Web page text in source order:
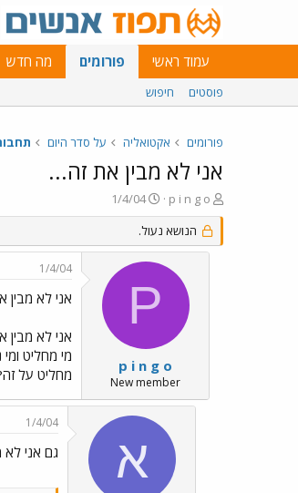
עמוד ראשי פורומים מה חדש
פוסטים חיפוש
פורומים אקטואליה על סדר היום
אני לא מבין את זה...
פ
ו
ת
ח
p i n g o
פ
ו
ר
ס
ם
ת
א
י
ך
1/4/04
הנושא נעול.
P
p i n g o
New member
1/4/04
אני לא מבין
אני לא מבין
מחליט על
א
1/4/04
גם אני לא